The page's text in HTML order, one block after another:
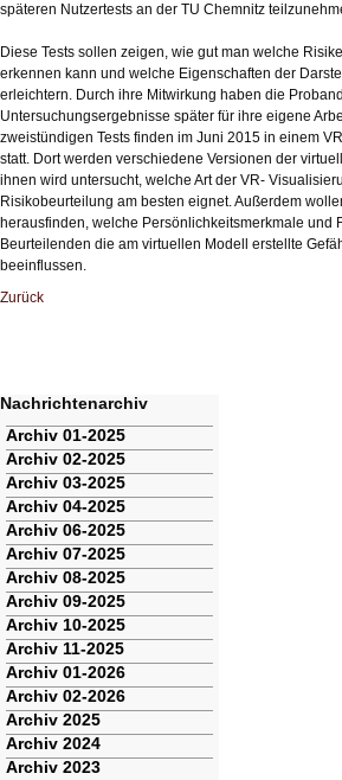
späteren Nutzertests an der TU Chemnitz
Diese Tests sollen zeigen, wie gut man welche
erkennen kann und welche Eigenschaften der
erleichtern. Durch ihre Mitwirkung haben die
Untersuchungsergebnisse später für ihre eigene
zweistündigen Tests finden im Juni 2015 in einem
statt. Dort werden verschiedene Versionen der
ihnen wird untersucht, welche Art der VR-
Risikobeurteilung am besten eignet. Außerdem
herausfinden, welche Persönlichkeitsmerkmale und
Beurteilenden die am virtuellen Modell erstellte
beeinflussen.
Zurück
Nachrichtenarchiv
Navigation
überspringen
Archiv 01-2025
Archiv 02-2025
Archiv 03-2025
Archiv 04-2025
Archiv 06-2025
Archiv 07-2025
Archiv 08-2025
Archiv 09-2025
Archiv 10-2025
Archiv 11-2025
Archiv 01-2026
Archiv 02-2026
Archiv 2025
Archiv 2024
Archiv 2023